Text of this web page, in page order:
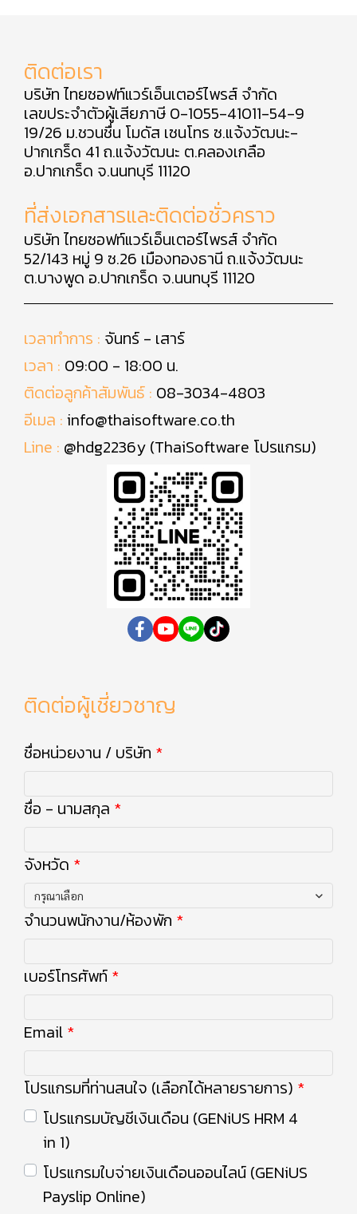
ติดต่อเรา
บริษัท ไทยซอฟท์แวร์เอ็นเตอร์ไพรส์ จำกัด
เลขประจำตัวผู้เสียภาษี 0-1055-41011-54-9
19/26 ม.ชวนชื่น โมดัส เซนโทร ซ.แจ้งวัฒนะ-
ปากเกร็ด 41 ถ.แจ้งวัฒนะ ต.คลองเกลือ
อ.ปากเกร็ด จ.นนทบุรี 11120
ที่ส่งเอกสารและติดต่อชั่วคราว
บริษัท ไทยซอฟท์แวร์เอ็นเตอร์ไพรส์ จำกัด
52/143 หมู่ 9 ซ.26 เมืองทองธานี ถ.แจ้งวัฒนะ
ต.บางพูด อ.ปากเกร็ด จ.นนทบุรี 11120
เวลาทำการ : จันทร์ - เสาร์
เวลา : 09:00 - 18:00 น.
ติดต่อลูกค้าสัมพันธ์ : 08-3034-4803
อีเมล : info@thaisoftware.co.th
Line : @hdg2236y (ThaiSoftware โปรแกรม)
ติดต่อผู้เชี่ยวชาญ
ชื่อหน่วยงาน / บริษัท
ชื่อ - นามสกุล
จังหวัด
กรุณาเลือก
จำนวนพนักงาน/ห้องพัก
เบอร์โทรศัพท์
Email
โปรแกรมที่ท่านสนใจ (เลือกได้หลายรายการ)
โปรแกรมบัญชีเงินเดือน (GENiUS HRM 4
in 1)
โปรแกรมใบจ่ายเงินเดือนออนไลน์ (GENiUS
Payslip Online)